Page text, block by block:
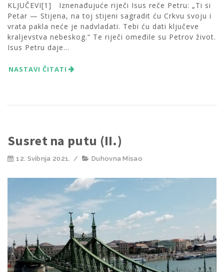
KLJUČEVI[1] Iznenađujuće riječi Isus reče Petru: „Ti si
Petar — Stijena, na toj stijeni sagradit ću Crkvu svoju i
vrata pakla neće je nadvladati. Tebi ću dati ključeve
kraljevstva nebeskog.“ Te riječi omeđile su Petrov život.
Isus Petru daje...
NASTAVI ČITATI
Susret na putu (II.)
12. Svibnja 2021. / Duhovna Misao